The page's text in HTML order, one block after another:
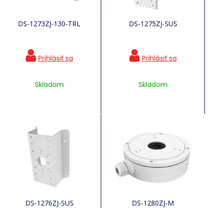
DS-1273ZJ-130-TRL
Skladom
DS-1275ZJ-SUS
Skladom
DS-1276ZJ-SUS DS-1280ZJ-M